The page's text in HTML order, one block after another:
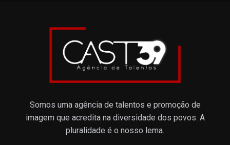
Somos uma agência de talentos e promoção de
imagem que acredita na diversidade dos povos. A
pluralidade é o nosso lema.